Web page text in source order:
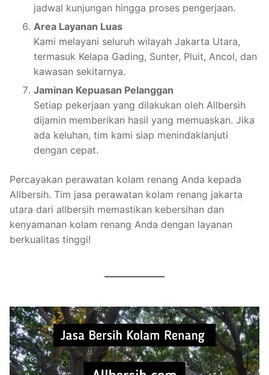
jadwal kunjungan hingga proses pengerjaan.
Area Layanan Luas
Kami melayani seluruh wilayah Jakarta Utara,
termasuk Kelapa Gading, Sunter, Pluit, Ancol, dan
kawasan sekitarnya.
Jaminan Kepuasan Pelanggan
Setiap pekerjaan yang dilakukan oleh Allbersih
dijamin memberikan hasil yang memuaskan. Jika
ada keluhan, tim kami siap menindaklanjuti
dengan cepat.
Percayakan perawatan kolam renang Anda kepada
Allbersih. Tim jasa perawatan kolam renang jakarta
utara dari allbersih memastikan kebersihan dan
kenyamanan kolam renang Anda dengan layanan
berkualitas tinggi!